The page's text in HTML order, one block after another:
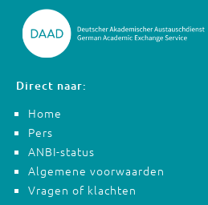
Direct naar:
Home
Pers
ANBI-status
Algemene voorwaarden
Vragen of klachten